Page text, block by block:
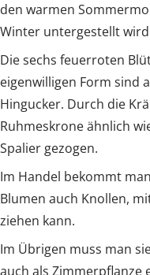
den warmen
Winter untergestellt
Die sechs feuerroten
eigenwilligen Form sind
Hingucker. Durch die
Ruhmeskrone ähnlich
Spalier gezogen.
Im Handel bekommt
Blumen auch Knollen,
ziehen kann.
Im Übrigen muss man
auch als Zimmerpflanze